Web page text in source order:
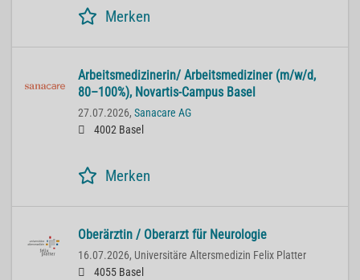
Merken
Ar­beits­me­di­zi­ne­rin/ Ar­beits­me­di­zi­ner (m/w/d,
80–100%), No­var­tis-Cam­pus Basel
27.07.2026, Sanacare AG
4002 Basel
Merken
Oberärztin / Oberarzt für Neurologie
16.07.2026, Universitäre Altersmedizin Felix Platter
4055 Basel